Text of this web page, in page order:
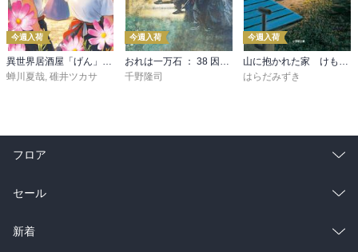
今週入荷
異世界居酒屋「げん」三杯目
蝉川夏哉, 碓井ツカサ
今週入荷
おれは一万石 ： 38 因縁の賊
千野隆司
今週入荷
山に抱かれた家 けもの道
はらだみずき
フロア
総合
ラノベ
セール
総合
新着